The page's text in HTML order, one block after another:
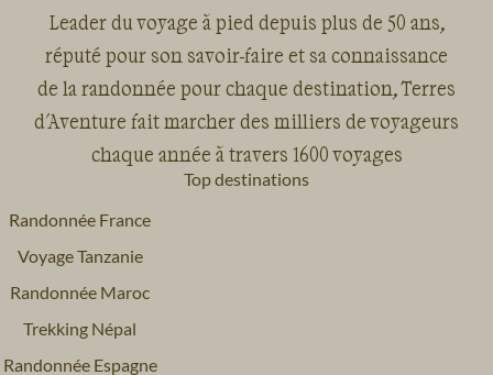
Leader du voyage à pied depuis plus de 50 ans,
réputé pour son savoir-faire et sa connaissance
de la randonnée pour chaque destination, Terres
d'Aventure fait marcher des milliers de voyageurs
chaque année à travers 1600 voyages
Top destinations
Randonnée France
Voyage Tanzanie
Randonnée Maroc
Trekking Népal
Randonnée Espagne